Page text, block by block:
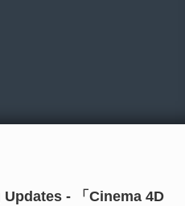
- 「Cinema 4D